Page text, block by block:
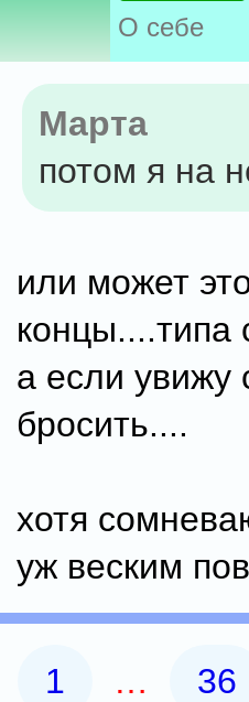
О себе
Марта
потом я на
или может
концы....типа
а если увижу
бросить....
хотя
уж веским
1 … 36